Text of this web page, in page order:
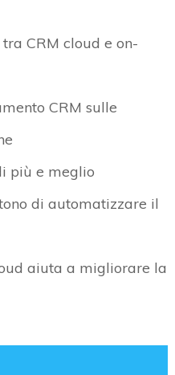
CRM cloud e on-
CRM sulle
più e meglio
di automatizzare il
aiuta a migliorare la